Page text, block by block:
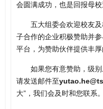
会圆满成功，也是回报母
五大组委会欢迎校友
子合作的企业积极赞助并
平台，为赞助伙伴提供丰厚
如果您有意赞助，级
请发送邮件至
大”，我们会及时和您联系。